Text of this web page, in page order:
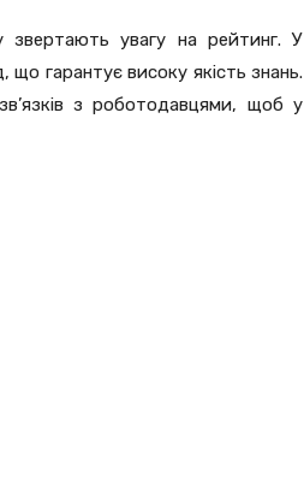
звертають увагу на рейтинг. У
гарантує високу якість знань.
з роботодавцями, щоб у